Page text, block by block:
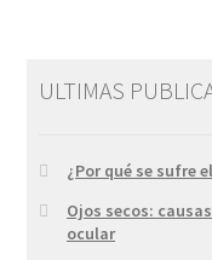
ULTIMAS
¿Por qué se sufre
Ojos secos:
ocular